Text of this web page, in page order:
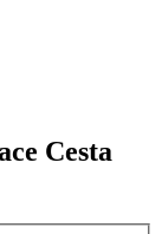
Cesta